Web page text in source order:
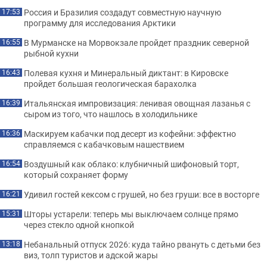
17:53 Россия и Бразилия создадут совместную научную
программу для исследования Арктики
16:55 В Мурманске на Морвокзале пройдет праздник северной
рыбной кухни
16:43 Полевая кухня и Минеральный диктант: в Кировске
пройдет большая геологическая барахолка
16:39 Итальянская импровизация: ленивая овощная лазанья с
сыром из того, что нашлось в холодильнике
16:36 Маскируем кабачки под десерт из кофейни: эффектно
справляемся с кабачковым нашествием
16:54 Воздушный как облако: клубничный шифоновый торт,
который сохраняет форму
16:21 Удивил гостей кексом с грушей, но без груши: все в восторге
15:31 Шторы устарели: теперь мы выключаем солнце прямо
через стекло одной кнопкой
13:18 Небанальный отпуск 2026: куда тайно рвануть с детьми без
виз, толп туристов и адской жары